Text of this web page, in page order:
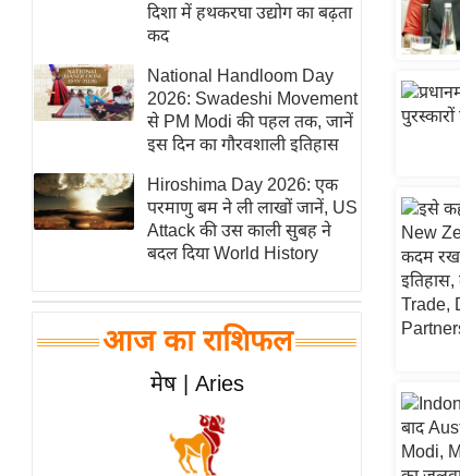
मिसाल बेमिसाल
शख्सियत
यंग इंडिया
साहित्य जगत
ऑटो वर्ल्ड
न्यूज ब्रीफ
बॉलीवुड
हॉलीवुड
फिल्म समीक्षा
दिशा में हथकरघा उद्योग का बढ़ता
कद
National Handloom Day
2026: Swadeshi Movement
से PM Modi की पहल तक, जानें
इस दिन का गौरवशाली इतिहास
Hiroshima Day 2026: एक
परमाणु बम ने ली लाखों जानें, US
Attack की उस काली सुबह ने
बदल दिया World History
आज का राशिफल
मेष | Aries